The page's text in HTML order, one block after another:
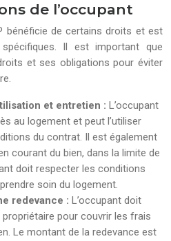
de l’occupant
bénéficie de certains droits et est
Il est important que
et ses obligations pour éviter
et entretien : L’occupant
au logement et peut l’utiliser
du contrat. Il est également
courant du bien, dans la limite de
doit respecter les conditions
soin du logement.
redevance : L’occupant doit
propriétaire pour couvrir les frais
Le montant de la redevance est